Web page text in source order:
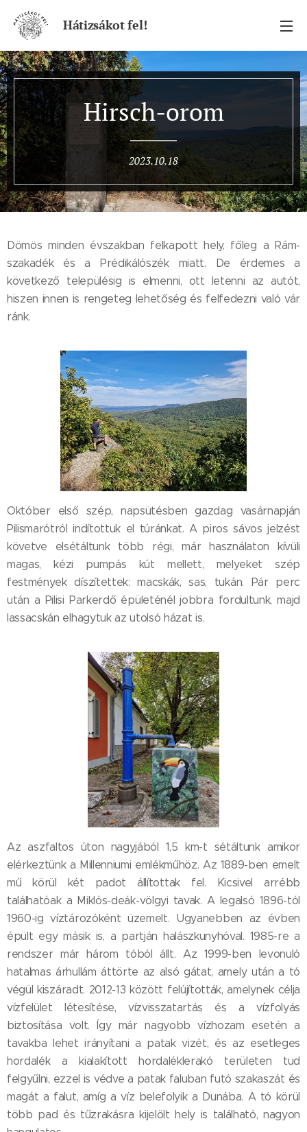
Hátizsákot fel!
Hirsch-orom
2023.10.18
Dömös minden évszakban felkapott hely, főleg a Rám-
szakadék és a Prédikálószék miatt. De érdemes a
következő településig is elmenni, ott letenni az autót,
hiszen innen is rengeteg lehetőség és felfedezni való vár
ránk.
Október első szép, napsütésben gazdag vasárnapján
Pilismarótról indítottuk el túránkat. A piros sávos jelzést
követve elsétáltunk több régi, már használaton kívüli
magas, kézi pumpás kút mellett, melyeket szép
festmények díszítettek: macskák, sas, tukán. Pár perc
után a Pilisi Parkerdő épületénél jobbra fordultunk, majd
lassacskán elhagytuk az utolsó házat is.
Az aszfaltos úton nagyjából 1,5 km-t sétáltunk amikor
elérkeztünk a Millenniumi emlékműhöz. Az 1889-ben emelt
mű körül két padot állítottak fel. Kicsivel arrébb
találhatóak a Miklós-deák-völgyi tavak. A legalsó 1896-tól
1960-ig víztározóként üzemelt. Ugyanebben az évben
épült egy másik is, a partján halászkunyhóval. 1985-re a
rendszer már három tóból állt. Az 1999-ben levonuló
hatalmas árhullám áttörte az alsó gátat, amely után a tó
végül kiszáradt. 2012-13 között felújították, amelynek célja
vízfelület létesítése, vízvisszatartás és a vízfolyás
biztosítása volt. Így már nagyobb vízhozam esetén a
tavakba lehet irányítani a patak vizét, és az esetleges
hordalék a kialakított hordaléklerakó területen tud
felgyűlni, ezzel is védve a patak faluban futó szakaszát és
magát a falut, amíg a víz belefolyik a Dunába. A tó körül
több pad és tűzrakásra kijelölt hely is található, nagyon